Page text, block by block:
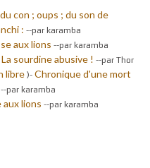
con ; oups ; du son de
: --par karamba
aux lions --par karamba
La sourdine abusive ! --par Thor
libre )- Chronique d'une mort
--par karamba
aux lions --par karamba